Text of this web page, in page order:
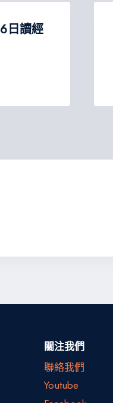
日讀經
關注我們
聯絡我們
Youtube